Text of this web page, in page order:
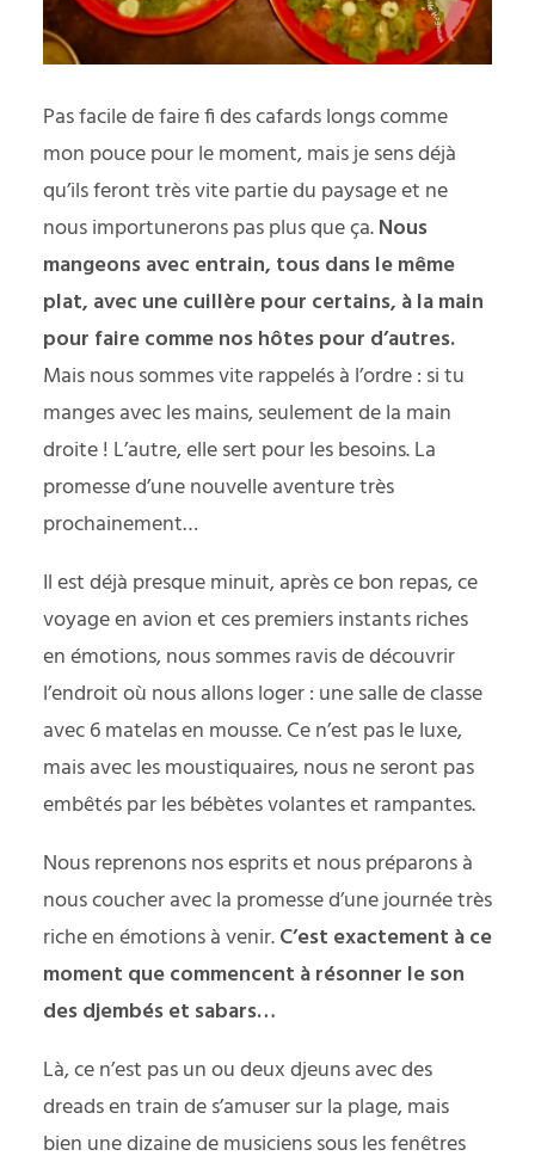
Pas facile de faire fi des cafards longs comme
mon pouce pour le moment, mais je sens déjà
qu’ils feront très vite partie du paysage et ne
nous importunerons pas plus que ça.Nous
mangeons avec entrain, tous dans le même
plat, avec une cuillère pour certains, à la main
pour faire comme nos hôtes pour d’autres.
Mais nous sommes vite rappelés à l’ordre : si tu
manges avec les mains, seulement de la main
droite ! L’autre, elle sert pour les besoins. La
promesse d’une nouvelle aventure très
prochainement…
Il est déjà presque minuit, après ce bon repas, ce
voyage en avion et ces premiers instants riches
en émotions, nous sommes ravis de découvrir
l’endroit où nous allons loger : une salle de classe
avec 6 matelas en mousse. Ce n’est pas le luxe,
mais avec les moustiquaires, nous ne seront pas
embêtés par les bébètes volantes et rampantes.
Nous reprenons nos esprits et nous préparons à
nous coucher avec la promesse d’une journée très
riche en émotions à venir.C’est exactement à ce
moment que commencent à résonner le son
des djembés et sabars…
Là, ce n’est pas un ou deux djeuns avec des
dreads en train de s’amuser sur la plage, mais
bien une dizaine de musiciens sous les fenêtres